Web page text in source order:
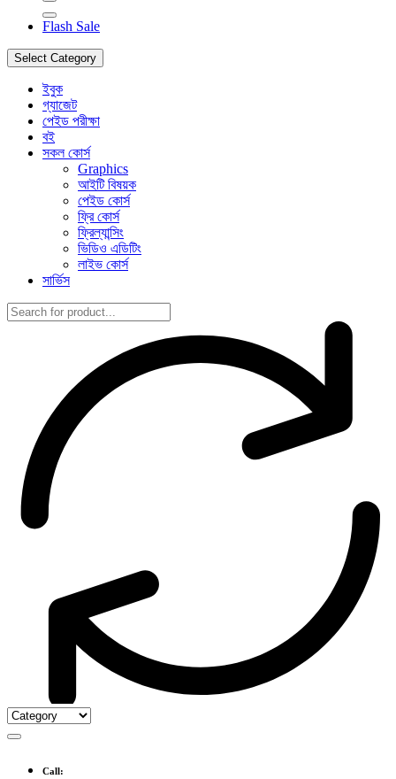
Flash Sale
Select Category
ইবুক
গ্যাজেট
পেইড পরীক্ষা
বই
সকল কোর্স
Graphics
আইটি বিষয়ক
পেইড কোর্স
ফ্রি কোর্স
ফ্রিল্যান্সিং
ভিডিও এডিটিং
লাইভ কোর্স
সার্ভিস
Call: